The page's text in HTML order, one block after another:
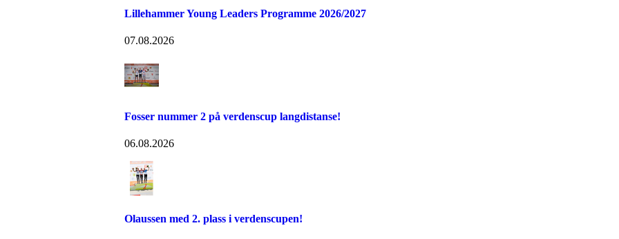
Lillehammer Young Leaders Programme 2026/2027
07.08.2026
Fosser nummer 2 på verdenscup langdistanse!
06.08.2026
Olaussen med 2. plass i verdenscupen!